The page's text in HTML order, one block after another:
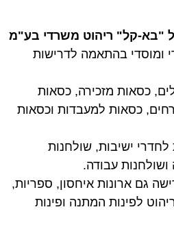
-
"בא-קל" ריהוט משרדי בע"מ
ומוסדי בהתאמה לדרישות
כסאות מזכירה, כסאות
כסאות למעבדות וכסאות
ישיבות, שולחנות
עבודה.
גם ארונות איחסון, ספריות,
לפינות המתנה ופינות